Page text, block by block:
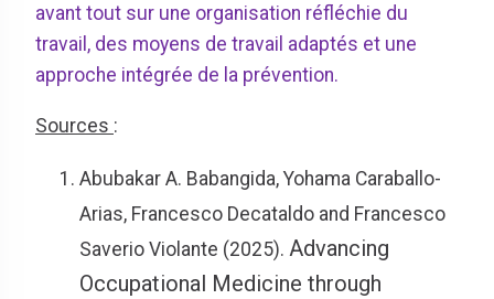
avant tout sur une organisation réfléchie du
travail, des moyens de travail adaptés et une
approche intégrée de la prévention.
Sources :
Abubakar A. Babangida, Yohama Caraballo-
Arias, Francesco Decataldo and Francesco
Saverio Violante (2025). Advancing
Occupational Medicine through